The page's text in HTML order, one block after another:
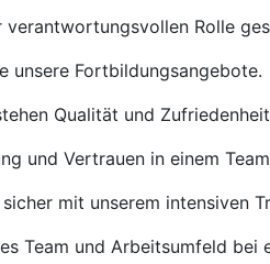
verantwortungsvollen Rolle
unsere Fortbildungsangebote.
Qualität und
und Vertrauen in einem
mit unserem intensiven
Team und Arbeitsumfeld